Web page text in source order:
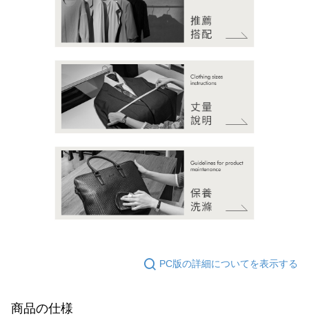
PC版の詳細についてを表示する
商品の仕様